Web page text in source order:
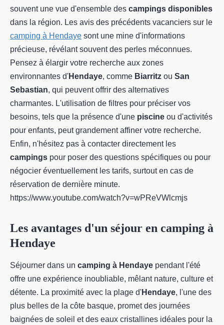
souvent une vue d'ensemble des campings disponibles
dans la région. Les avis des précédents vacanciers sur le
camping à Hendaye sont une mine d'informations
précieuse, révélant souvent des perles méconnues.
Pensez à élargir votre recherche aux zones
environnantes d'Hendaye, comme Biarritz ou San
Sebastian, qui peuvent offrir des alternatives
charmantes. L'utilisation de filtres pour préciser vos
besoins, tels que la présence d'une piscine ou d'activités
pour enfants, peut grandement affiner votre recherche.
Enfin, n'hésitez pas à contacter directement les
campings pour poser des questions spécifiques ou pour
négocier éventuellement les tarifs, surtout en cas de
réservation de dernière minute.
https://www.youtube.com/watch?v=wPReVWlcmjs
Les avantages d'un séjour en camping à
Hendaye
Séjourner dans un camping à Hendaye pendant l'été
offre une expérience inoubliable, mêlant nature, culture et
détente. La proximité avec la plage d'Hendaye, l'une des
plus belles de la côte basque, promet des journées
baignées de soleil et des eaux cristallines idéales pour la